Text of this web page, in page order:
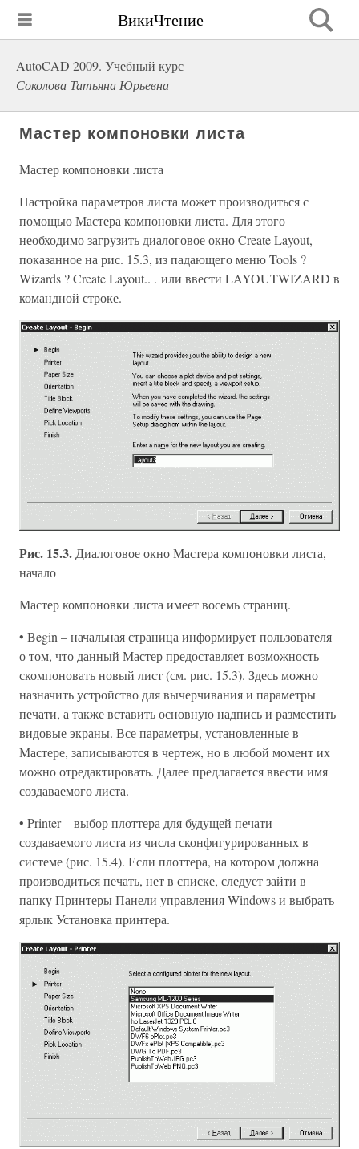
ВикиЧтение
AutoCAD 2009. Учебный курс
Соколова Татьяна Юрьевна
Мастер компоновки листа
Мастер компоновки листа
Настройка параметров листа может производиться с
помощью Мастера компоновки листа. Для этого
необходимо загрузить диалоговое окно Create Layout,
показанное на рис. 15.3, из падающего меню Tools ?
Wizards ? Create Layout.. . или ввести LAYOUTWIZARD в
командной строке.
Рис. 15.3.Диалоговое окно Мастера компоновки листа,
начало
Мастер компоновки листа имеет восемь страниц.
• Begin – начальная страница информирует пользователя
о том, что данный Мастер предоставляет возможность
скомпоновать новый лист (см. рис. 15.3). Здесь можно
назначить устройство для вычерчивания и параметры
печати, а также вставить основную надпись и разместить
видовые экраны. Все параметры, установленные в
Мастере, записываются в чертеж, но в любой момент их
можно отредактировать. Далее предлагается ввести имя
создаваемого листа.
• Printer – выбор плоттера для будущей печати
создаваемого листа из числа сконфигурированных в
системе (рис. 15.4). Если плоттера, на котором должна
производиться печать, нет в списке, следует зайти в
папку Принтеры Панели управления Windows и выбрать
ярлык Установка принтера.